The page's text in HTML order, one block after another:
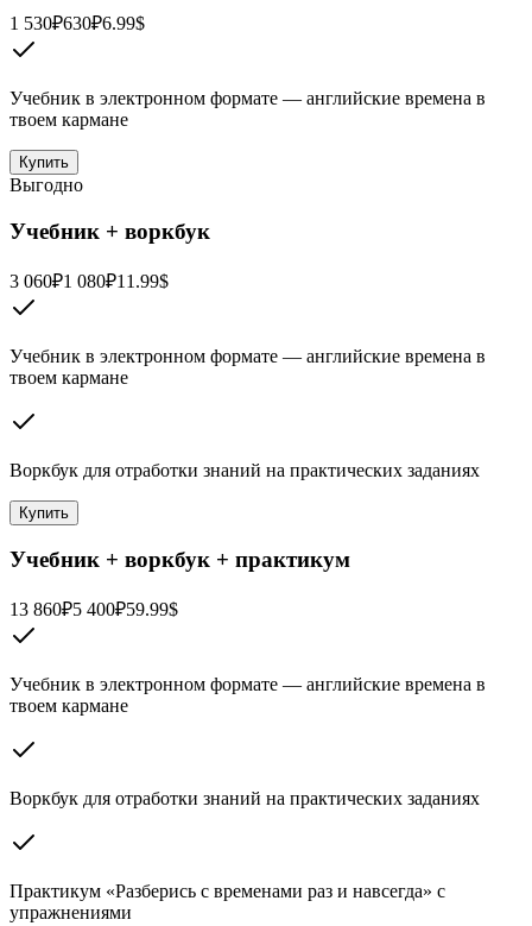
1 530₽630₽6.99$
Учебник в электронном формате — английские времена в
твоем кармане
Купить
Выгодно
Учебник + воркбук
3 060₽1 080₽11.99$
Учебник в электронном формате — английские времена в
твоем кармане
Воркбук для отработки знаний на практических заданиях
Купить
Учебник + воркбук + практикум
13 860₽5 400₽59.99$
Учебник в электронном формате — английские времена в
твоем кармане
Воркбук для отработки знаний на практических заданиях
Практикум «Разберись с временами раз и навсегда» с
упражнениями